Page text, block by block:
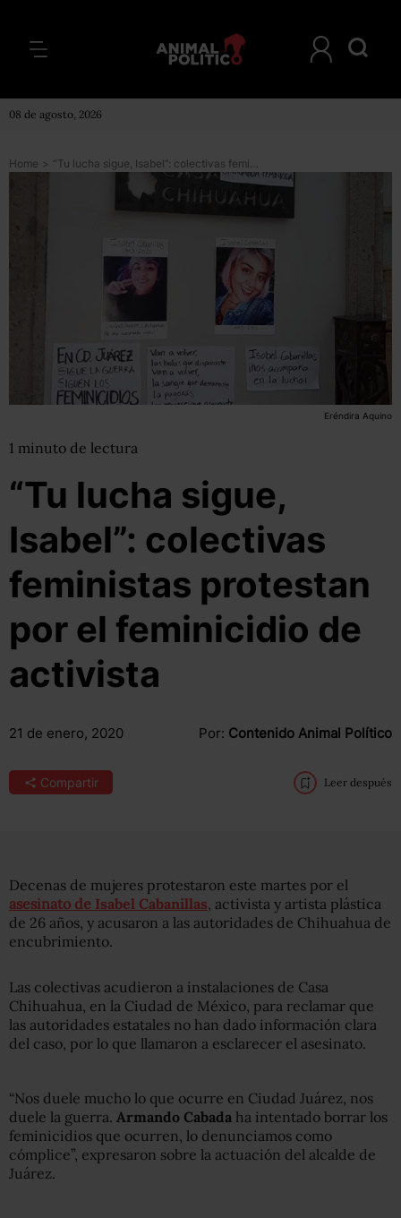
08 de agosto, 2026
Home > “Tu lucha sigue, Isabel”: colectivas feministas protestan por el feminicidio de activista
Eréndira Aquino
1 minuto de lectura
“Tu lucha sigue,
Isabel”: colectivas
feministas protestan
por el feminicidio de
activista
21 de enero, 2020 Por: Contenido Animal Político
Compartir Leer después
Decenas de mujeres protestaron este martes por el
asesinato de Isabel Cabanillas, activista y artista plástica
de 26 años, y acusaron a las autoridades de Chihuahua de
encubrimiento.
Las colectivas acudieron a instalaciones de Casa
Chihuahua, en la Ciudad de México, para reclamar que
las autoridades estatales no han dado información clara
del caso, por lo que llamaron a esclarecer el asesinato.
“Nos duele mucho lo que ocurre en Ciudad Juárez, nos
duele la guerra. Armando Cabada ha intentado borrar los
feminicidios que ocurren, lo denunciamos como
cómplice”, expresaron sobre la actuación del alcalde de
Juárez.